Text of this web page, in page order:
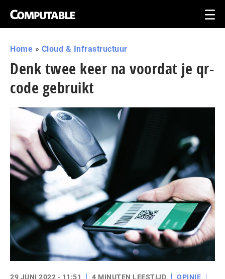
Home » Cloud & Infrastructuur
Denk twee keer na voordat je qr-
code gebruikt
29 JUNI 2022 - 11:51 4 MINUTEN LEESTIJD
OPINIE